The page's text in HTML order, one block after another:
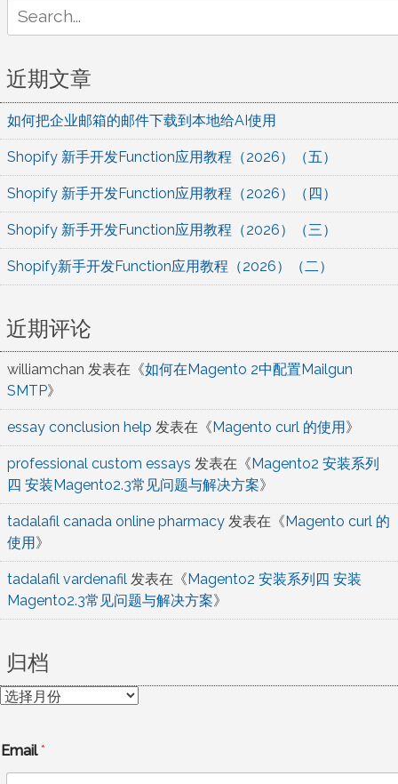
for:
近期文章
如何把企业邮箱的邮件下载到本地给AI使用
Shopify 新手开发Function应用教程（2026）（五）
Shopify 新手开发Function应用教程（2026）（四）
Shopify 新手开发Function应用教程（2026）（三）
Shopify新手开发Function应用教程（2026）（二）
近期评论
williamchan 发表在《如何在Magento 2中配置Mailgun
SMTP》
essay conclusion help 发表在《Magento curl 的使用》
professional custom essays 发表在《Magento2 安装系列
四 安装Magento2.3常见问题与解决方案》
tadalafil canada online pharmacy 发表在《Magento curl 的
使用》
tadalafil vardenafil 发表在《Magento2 安装系列四 安装
Magento2.3常见问题与解决方案》
归档
归
Email*